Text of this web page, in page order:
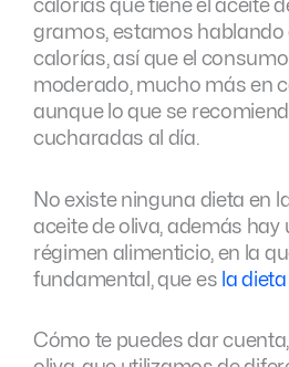
calorías que tiene el aceite
gramos, estamos hablando
calorías, así que el
moderado, mucho más en
aunque lo que se
cucharadas al día.
No existe ninguna dieta en
aceite de oliva, además
régimen alimenticio, en la
fundamental, que es la
Cómo te puedes dar